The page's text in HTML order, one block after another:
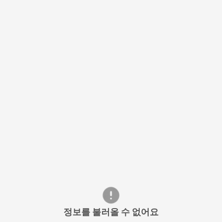
정보를 불러올 수 없어요